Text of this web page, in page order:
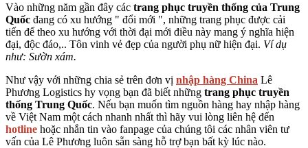
Vào những năm gần đây các trang phục truyền thống của Trung
Quốc đang có xu hướng " đổi mới ", những trang phục được cải
tiến để theo xu hướng với thời đại mới điều này mang ý nghĩa hiện
đại, độc đáo,.. Tôn vinh vẻ đẹp của người phụ nữ hiện đại. Ví dụ
như: Sườn xám.
Như vậy với những chia sẻ trên đơn vị nhập hàng China Lê
Phương Logistics hy vọng bạn đã biết những trang phục truyền
thống Trung Quốc. Nếu bạn muốn tìm nguồn hàng hay nhập hàng
về Việt Nam một cách nhanh nhất thì hãy vui lòng liên hệ đến
hotline hoặc nhắn tin vào fanpage của chúng tôi các nhân viên tư
vấn của Lê Phương luôn sẵn sàng hỗ trợ bạn bất kỳ lúc nào.